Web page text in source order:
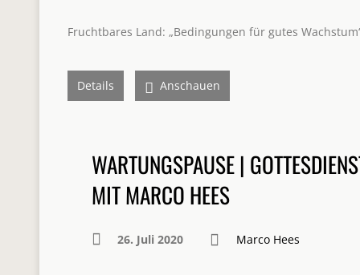
Fruchtbares Land: „Bedingungen für gutes
Details Anschauen
WARTUNGSPAUSE |
MIT MARCO HEES
26. Juli 2020 Marco Hees